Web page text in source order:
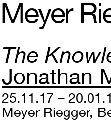
Meyer Ri
The
Jonathan
25.11.17 –
Meyer Riegger,